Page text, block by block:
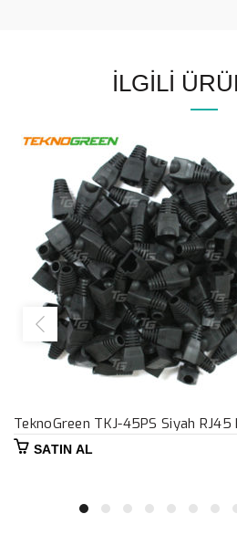
İLGILI
TeknoGreen TKJ-45PS Siyah RJ45
SATIN AL